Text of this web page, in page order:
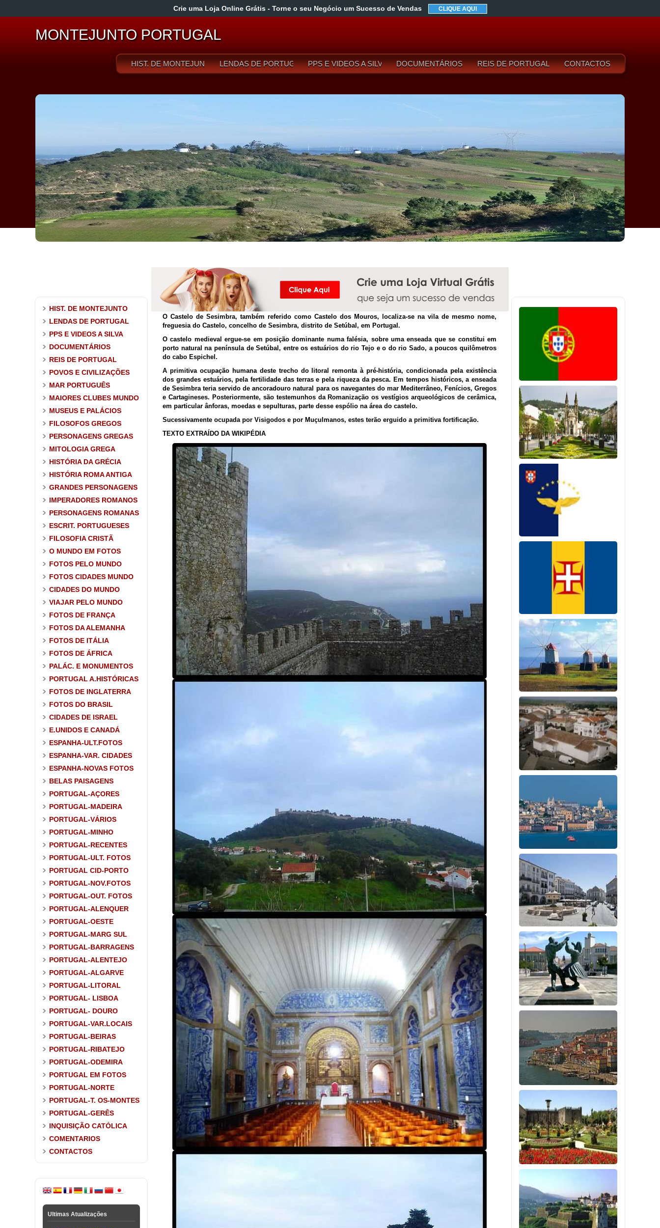
MONTEJUNTO PORTUGAL
HIST. DE MONTEJUNTO LENDAS DE PORTUGAL PPS E VIDEOS A SILVA DOCUMENTÁRIOS REIS DE PORTUGAL CONTACTOS
HIST. DE MONTEJUNTO
LENDAS DE PORTUGAL
PPS E VIDEOS A SILVA
DOCUMENTÁRIOS
REIS DE PORTUGAL
POVOS E CIVILIZAÇÕES
MAR PORTUGUÊS
MAIORES CLUBES MUNDO
MUSEUS E PALÁCIOS
FILOSOFOS GREGOS
PERSONAGENS GREGAS
MITOLOGIA GREGA
HISTÓRIA DA GRÉCIA
HISTÓRIA ROMA ANTIGA
GRANDES PERSONAGENS
IMPERADORES ROMANOS
PERSONAGENS ROMANAS
ESCRIT. PORTUGUESES
FILOSOFIA CRISTÃ
O MUNDO EM FOTOS
FOTOS PELO MUNDO
FOTOS CIDADES MUNDO
CIDADES DO MUNDO
VIAJAR PELO MUNDO
FOTOS DE FRANÇA
FOTOS DA ALEMANHA
FOTOS DE ITÁLIA
FOTOS DE ÁFRICA
PALÁC. E MONUMENTOS
PORTUGAL A.HISTÓRICAS
FOTOS DE INGLATERRA
FOTOS DO BRASIL
CIDADES DE ISRAEL
E.UNIDOS E CANADÁ
ESPANHA-ULT.FOTOS
ESPANHA-VAR. CIDADES
ESPANHA-NOVAS FOTOS
BELAS PAISAGENS
PORTUGAL-AÇORES
PORTUGAL-MADEIRA
PORTUGAL-VÁRIOS
PORTUGAL-MINHO
PORTUGAL-RECENTES
PORTUGAL-ULT. FOTOS
PORTUGAL CID-PORTO
PORTUGAL-NOV.FOTOS
PORTUGAL-OUT. FOTOS
PORTUGAL-ALENQUER
PORTUGAL-OESTE
PORTUGAL-MARG SUL
PORTUGAL-BARRAGENS
PORTUGAL-ALENTEJO
PORTUGAL-ALGARVE
PORTUGAL-LITORAL
PORTUGAL- LISBOA
PORTUGAL- DOURO
PORTUGAL-VAR.LOCAIS
PORTUGAL-BEIRAS
PORTUGAL-RIBATEJO
PORTUGAL-ODEMIRA
PORTUGAL EM FOTOS
PORTUGAL-NORTE
PORTUGAL-T. OS-MONTES
PORTUGAL-GERÊS
INQUISIÇÃO CATÓLICA
COMENTARIOS
CONTACTOS
Ultimas Atualizações
Castelo de Sesimbra
O Castelo de Sesimbra, também referido como Castelo dos Mouros, localiza-se na vila de mesmo nome,
freguesia do Castelo, concelho de Sesimbra, distrito de Setúbal, em Portugal.
O castelo medieval ergue-se em posição dominante numa falésia, sobre uma enseada que se constitui em
porto natural na península de Setúbal, entre os estuários do rio Tejo e o do rio Sado, a poucos quilômetros
do cabo Espichel.
A primitiva ocupação humana deste trecho do litoral remonta à pré-história, condicionada pela existência
dos grandes estuários, pela fertilidade das terras e pela riqueza da pesca. Em tempos históricos, a enseada
de Sesimbra teria servido de ancoradouro natural para os navegantes do mar Mediterrâneo, Fenícios, Gregos
e Cartagineses. Posteriormente, são testemunhos da Romanização os vestígios arqueológicos de cerâmica,
em particular ânforas, moedas e sepulturas, parte desse espólio na área do castelo.
Sucessivamente ocupada por Visigodos e por Muçulmanos, estes terão erguido a primitiva fortificação.
TEXTO EXTRAÍDO DA WIKIPÉDIA
Crie uma Loja Online Grátis - Torne o seu Negócio um Sucesso de Vendas CLIQUE AQUI